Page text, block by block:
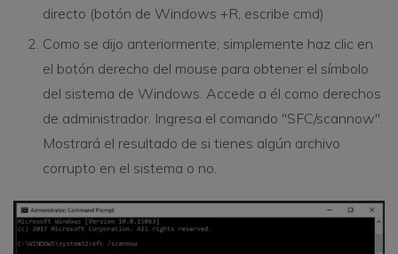
directo (botón de Windows +R, escribe cmd)
Como se dijo anteriormente; simplemente haz clic en
el botón derecho del mouse para obtener el símbolo
del sistema de Windows. Accede a él como derechos
de administrador. Ingresa el comando "SFC/scannow".
Mostrará el resultado de si tienes algún archivo
corrupto en el sistema o no.